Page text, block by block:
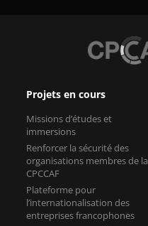
Projets en cours
Missions d’études et
immersions
Renforcer la sécurité des
organisations membres de la
CPCCAF
Plateforme pour
l’internationalisation des
entreprises francophones